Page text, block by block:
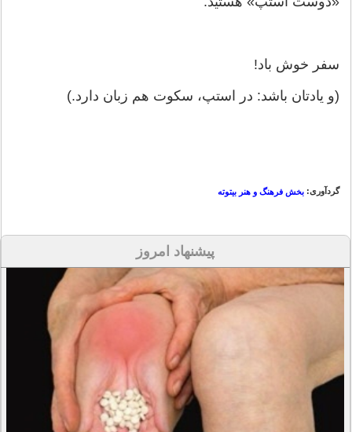
سفر خوش باد!
(و یادتان باشد: در استپ، سکوت هم زبان دارد.)
گردآوری: بخش فرهنگ و هنر بیتوته
پیشنهاد امروز